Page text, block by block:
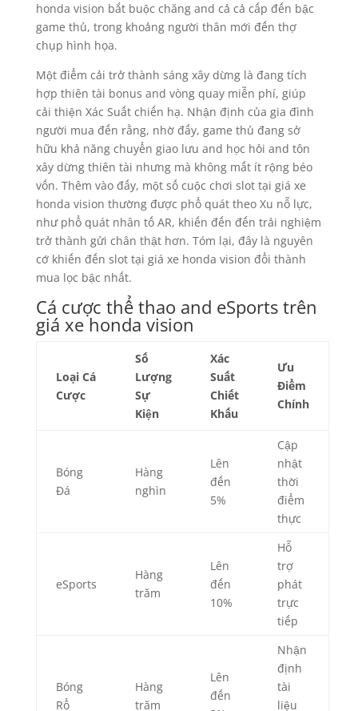
honda vision bắt buộc chăng and cả cả cấp đến bậc
game thủ, trong khoảng người thân mới đến thợ
chụp hình họa.
Một điểm cải trở thành sáng xây dừng là đang tích
hợp thiên tài bonus and vòng quay miễn phí, giúp
cải thiện Xác Suất chiến hạ. Nhận định của gia đình
người mua đến rằng, nhờ đấy, game thủ đang sở
hữu khả năng chuyển giao lưu and học hỏi and tôn
xây dừng thiên tài nhưng mà không mất ít rộng béo
vốn. Thêm vào đấy, một số cuộc chơi slot tại giá xe
honda vision thường được phổ quát theo Xu nỗ lực,
như phổ quát nhân tố AR, khiến đến đến trải nghiệm
trở thành gửi chân thật hơn. Tóm lại, đây là nguyên
cớ khiến đến slot tại giá xe honda vision đổi thành
mua lọc bậc nhất.
Cá cược thể thao and eSports trên
giá xe honda vision
Loại Cá
Cược
Số
Lượng
Sự
Kiện
Xác
Suất
Chiết
Khấu
Ưu
Điểm
Chính
Bóng
Đá
Hàng
nghìn
Lên
đến
5%
Cập
nhật
thời
điểm
thực
eSports
Hàng
trăm
Lên
đến
10%
Hỗ
trợ
phát
trực
tiếp
Bóng
Rổ
Hàng
trăm
Lên
đến
Nhận
định
tài
liệu